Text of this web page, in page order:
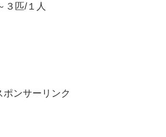
匹/１人
ポンサーリンク